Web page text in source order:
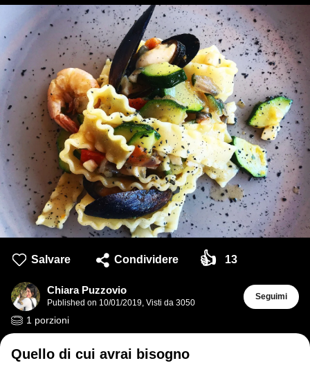
Salvare Condividere 👍 13
Chiara Puzzovio
Published on 10/01/2019, Visti da 3050
Seguimi
1 porzioni
Quello di cui avrai bisogno